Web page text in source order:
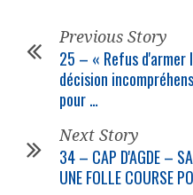
Previous Story
25 – « Refus d'armer
décision
pour …
Next Story
34 – CAP D'AGDE –
UNE FOLLE COURSE